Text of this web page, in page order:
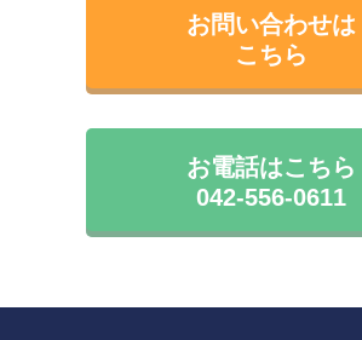
お問い合わせは
こちら
お電話はこちら
042-556-0611